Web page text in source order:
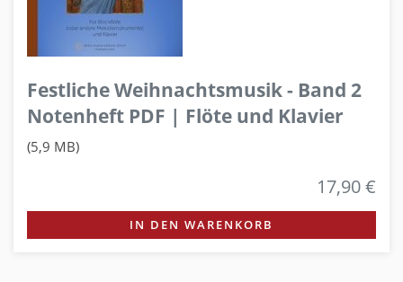
Festliche Weihnachtsmusik - Band 2
Notenheft PDF | Flöte und Klavier
(5,9 MB)
17,90 €
IN DEN WARENKORB